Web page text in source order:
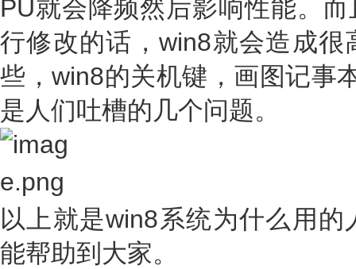
PU就会降频然后影响性能。
行修改的话，win8就会造成
些，win8的关机键，画图记事
是人们吐槽的几个问题。
以上就是win8系统为什么用
能帮助到大家。